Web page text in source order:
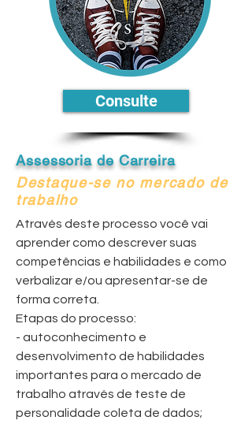
Consulte
Assessoria de Carreira
Destaque-se no mercado de
trabalho
Através deste processo você vai
aprender como descrever suas
competências e habilidades e como
verbalizar e/ou apresentar-se de
forma correta.
Etapas do processo:
- autoconhecimento e
desenvolvimento de habilidades
importantes para o mercado de
trabalho através de teste de
personalidade coleta de dados;